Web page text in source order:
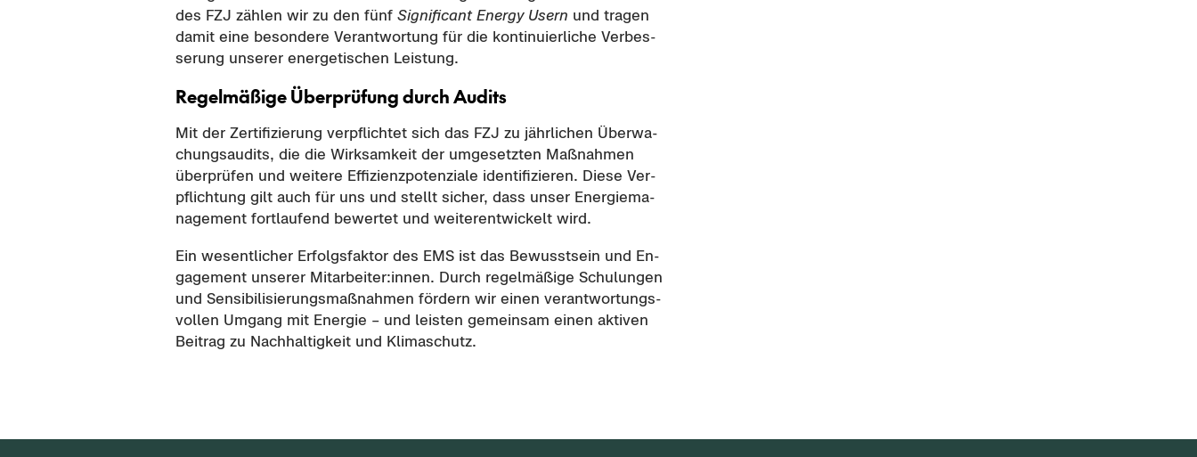
des FZJ zäh­len wir zu den fünf Si­gni­fi­cant En­er­gy Usern und tra­gen
damit eine be­son­de­re Ver­ant­wor­tung für die kon­ti­nu­ier­li­che Ver­bes­
se­rung un­se­rer en­er­ge­ti­schen Leis­tung.
Re­gel­mä­ßi­ge Über­prü­fung durch Au­dits
Mit der Zer­ti­fi­zie­rung ver­pflich­tet sich das FZJ zu jähr­li­chen Über­wa­
chungs­au­dits, die die Wirk­sam­keit der um­ge­setz­ten Maß­nah­men
über­prü­fen und wei­te­re Ef­fi­zi­enz­po­ten­zia­le iden­ti­fi­zie­ren. Diese Ver­
pflich­tung gilt auch für uns und stellt si­cher, dass unser En­er­gie­ma­
nage­ment fort­lau­fend be­wer­tet und wei­ter­ent­wi­ckelt wird.
Ein we­sent­li­cher Er­folgs­fak­tor des EMS ist das Be­wusst­sein und En­
ga­ge­ment un­se­rer Mit­ar­bei­ter:innen. Durch re­gel­mä­ßi­ge Schu­lun­gen
und Sen­si­bi­li­sie­rungs­maß­nah­men för­dern wir einen ver­ant­wor­tungs­
vol­len Um­gang mit En­er­gie – und leis­ten ge­mein­sam einen ak­ti­ven
Bei­trag zu Nach­hal­tig­keit und Kli­ma­schutz.